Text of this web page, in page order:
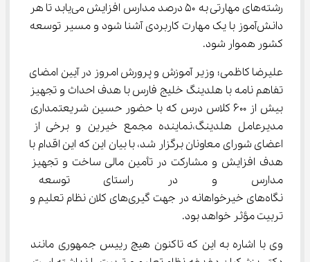
رشته‌های مهارتی به ۵۰ درصد مدارس افزایش می‌یابد تا هر
دانش‌آموز با یک مهارت کاربردی آشنا شود و مسیر توسعه
کشور هموار شود.
علیرضا کاظمی؛ وزیر آموزش و پرورش امروز در آیین امضای
تفاهم نامه با هلدینگ خلیج فارس با هدف احداث و تجهیز
بیش از 600 کلاس درس که با حضور حسین شریعتمداری
مدیرعامل هلدینگ،نماینده مجمع خیرین و برخی از
اعضای شورای معاونان برگزار شد، با بیان این که این اقدام با
هدف افزایش و مشارکت در تأمین مالی ساخت و تجهیز
مدارس و در راستای توسعه
نگاه‌های خیرخواهانه در جهت گیری‌های کلان نظام تعلیم و
تربیت مؤثر خواهد بود.
وی با اشاره به این که تاکنون هیچ رییس جمهوری مانند